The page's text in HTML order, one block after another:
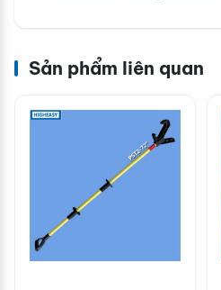
Sản phẩm liên quan